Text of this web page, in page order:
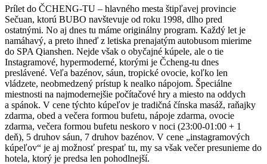
Prílet do ČCHENG-TU – hlavného mesta štipľavej provincie
Sečuan, ktorú BUBO navštevuje od roku 1998, dlho pred
ostatnými. No aj dnes tu máme originálny program. Každý let je
namáhavý, a preto ihneď z letiska prenajatým autobusom mierime
do SPA Qianshen. Nejde však o obyčajné kúpele, ale o tie
Instagramové, hypermoderné, ktorými je Čcheng-tu dnes
preslávené. Veľa bazénov, sáun, tropické ovocie, koľko len
vládzete, neobmedzený prístup k nealko nápojom. Špeciálne
miestnosti na najmodernejšie počítačové hry a miesto na oddych
a spánok. V cene týchto kúpeľov je tradičná čínska masáž, raňajky
zdarma, obed a večera formou bufetu, nápoje zdarma, ovocie
zdarma, večera formou bufetu neskoro v noci (23:00-01:00 + 1
deň), 5 druhov sáun, 7 druhov bazénov. V cene „instagramových
kúpeľov“ je aj možnosť prespať tu, my sa však večer presunieme do
hotela, ktorý je predsa len pohodlnejší.